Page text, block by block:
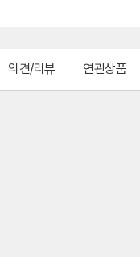
의견/리뷰 연관상품